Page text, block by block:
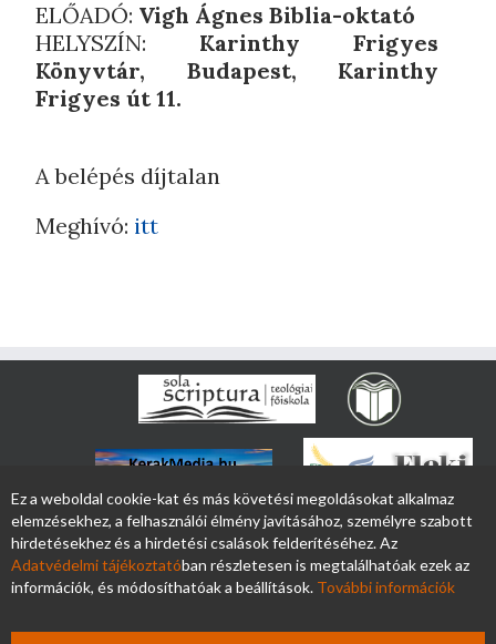
ELŐADÓ: Vigh Ágnes Biblia-oktató
HELYSZÍN: Karinthy Frigyes
Könyvtár, Budapest, Karinthy
Frigyes út 11.
A belépés díjtalan
Meghívó: itt
Ez a weboldal cookie-kat és más követési megoldásokat alkalmaz
elemzésekhez, a felhasználói élmény javításához, személyre szabott
hirdetésekhez és a hirdetési csalások felderítéséhez. Az
Adatvédelmi tájékoztatóban részletesen is megtalálhatóak ezek az
információk, és módosíthatóak a beállítások. További információk